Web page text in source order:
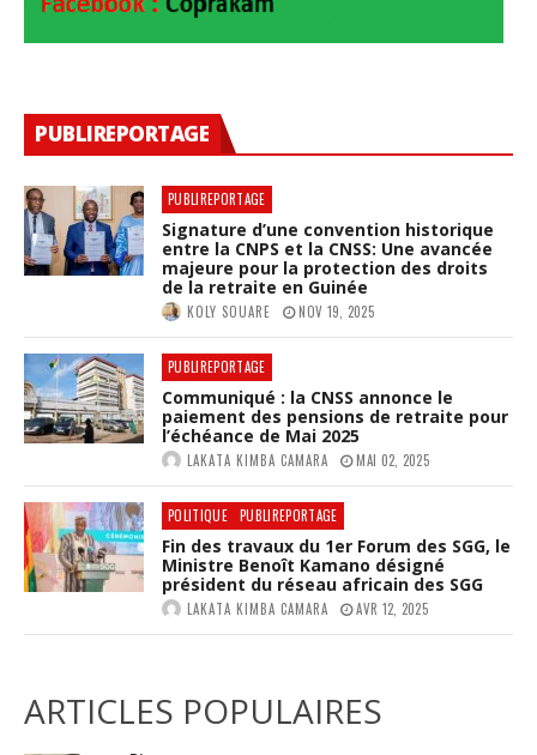
PUBLIREPORTAGE
PUBLIREPORTAGE
Signature d’une convention historique
entre la CNPS et la CNSS: Une avancée
majeure pour la protection des droits
de la retraite en Guinée
KOLY SOUARE NOV 19, 2025
PUBLIREPORTAGE
Communiqué : la CNSS annonce le
paiement des pensions de retraite pour
l’échéance de Mai 2025
LAKATA KIMBA CAMARA MAI 02, 2025
POLITIQUE PUBLIREPORTAGE
Fin des travaux du 1er Forum des SGG, le
Ministre Benoît Kamano désigné
président du réseau africain des SGG
LAKATA KIMBA CAMARA AVR 12, 2025
ARTICLES POPULAIRES